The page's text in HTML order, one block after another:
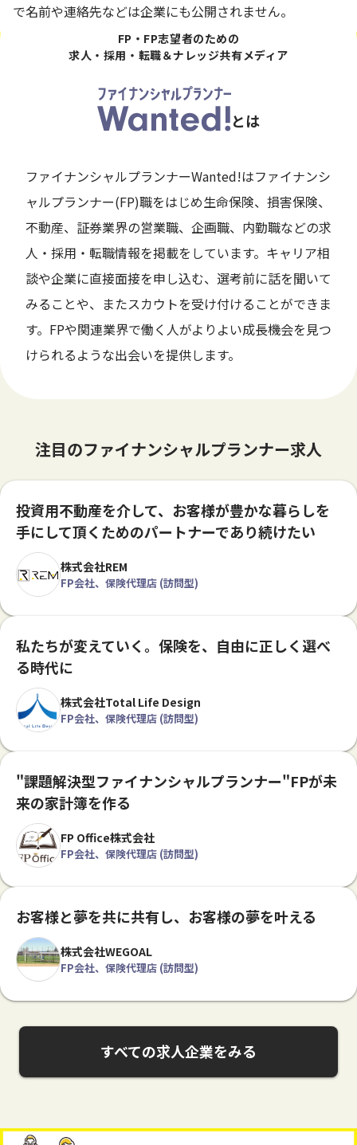
で名前や連絡先などは企業にも公開されません。
FP・FP志望者のための
求人・採用・転職＆ナレッジ共有メディア
とは
ファイナンシャルプランナーWanted!はファイナンシ
ャルプランナー(FP)職をはじめ生命保険、損害保険、
不動産、証券業界の営業職、企画職、内勤職などの求
人・採用・転職情報を掲載をしています。キャリア相
談や企業に直接面接を申し込む、選考前に話を聞いて
みることや、またスカウトを受け付けることができま
す。FPや関連業界で働く人がよりよい成長機会を見つ
けられるような出会いを提供します。
注目のファイナンシャルプランナー求人
投資用不動産を介して、お客様が豊かな暮らしを
手にして頂くためのパートナーであり続けたい
株式会社REM
FP会社、保険代理店 (訪問型)
私たちが変えていく。保険を、自由に正しく選べ
る時代に
株式会社Total Life Design
FP会社、保険代理店 (訪問型)
"課題解決型ファイナンシャルプランナー"FPが未
来の家計簿を作る
FP Office株式会社
FP会社、保険代理店 (訪問型)
お客様と夢を共に共有し、お客様の夢を叶える
株式会社WEGOAL
FP会社、保険代理店 (訪問型)
すべての求人企業をみる